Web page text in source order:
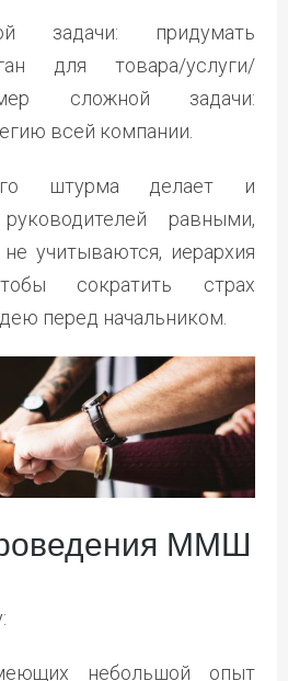
задачи: придумать
для товара/услуги/
сложной задачи:
всей компании.
штурма делает и
равными,
учитываются, иерархия
сократить страх
перед начальником.
ММШ
небольшой опыт